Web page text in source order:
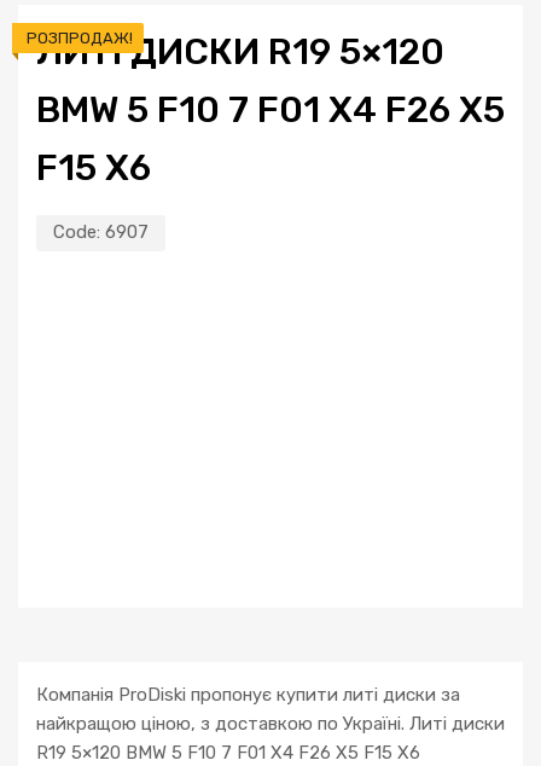
ЛИТІ ДИСКИ R19 5×120
BMW 5 F10 7 F01 X4 F26 X5
F15 X6
Code: 6907
РОЗПРОДАЖ!
Компанія ProDiski пропонує купити литі диски за
найкращою ціною, з доставкою по Україні. Литі диски
R19 5×120 BMW 5 F10 7 F01 X4 F26 X5 F15 X6